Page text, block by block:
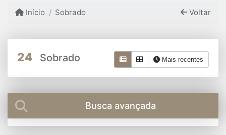
Início Sobrado Voltar
24 Sobrado Mais recentes
Busca avançada